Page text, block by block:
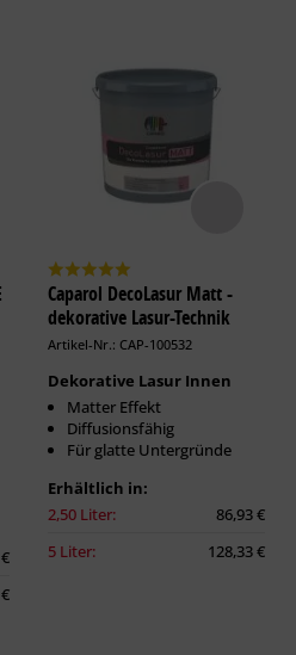
Caparol DecoLasur Matt -
dekorative Lasur-Technik
Artikel-Nr.: CAP-100532
Dekorative Lasur Innen
Matter Effekt
Diffusionsfähig
Für glatte Untergründe
Erhältlich in:
2,50 Liter:
86,93 €
5 Liter:
128,33 €